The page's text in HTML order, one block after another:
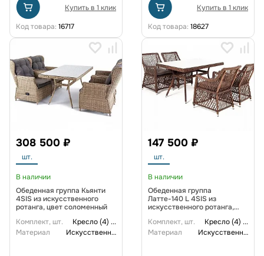
Купить в 1 клик
Код товара: 16717
Купить в 1 клик
Код товара: 18627
308 500 ₽
шт.
В наличии
Обеденная группа Кьянти
4SIS из искусственного
ротанга, цвет соломенный
Комплект, шт.
Кресло (4) ...
Материал
Искусственный ротанг
147 500 ₽
шт.
В наличии
Обеденная группа
Латте-140 L 4SIS из
искусственного ротанга,
Комплект, шт. Кресло (4) ...
Материал
Искусственный ротанг